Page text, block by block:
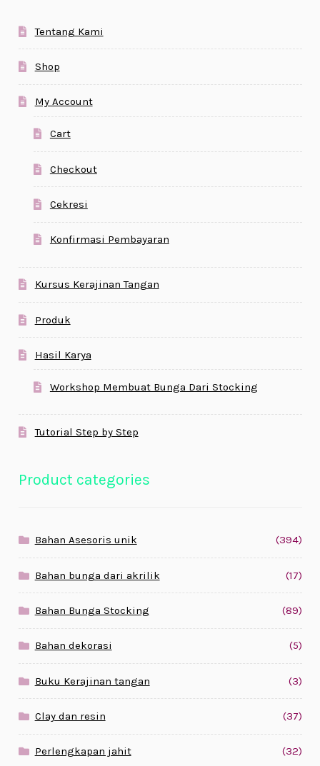
Tentang Kami
Shop
My Account
Cart
Checkout
Cekresi
Konfirmasi Pembayaran
Kursus Kerajinan Tangan
Produk
Hasil Karya
Workshop Membuat Bunga Dari Stocking
Tutorial Step by Step
Product categories
Bahan Asesoris unik (394)
Bahan bunga dari akrilik (17)
Bahan Bunga Stocking (89)
Bahan dekorasi (5)
Buku Kerajinan tangan (3)
Clay dan resin (37)
Perlengkapan jahit (32)